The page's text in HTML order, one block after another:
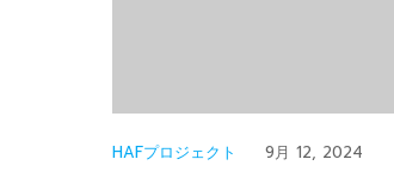
HAFプロジェクト 9月 12, 2024